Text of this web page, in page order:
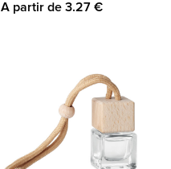
A partir de 3.27 €